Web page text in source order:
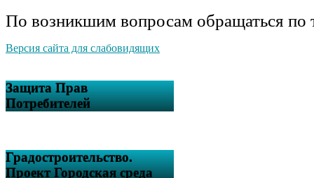
По возникшим вопросам обращаться по
Версия сайта для слабовидящих
Защита Прав
Потребителей
Градостроительство.
Проект Городская среда